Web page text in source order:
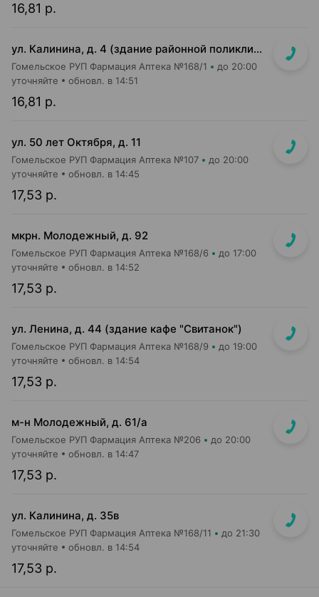
16,81 р.
ул. Калинина, д. 4 (здание районной поликлиники)
Гомельское РУП Фармация Аптека №168/1 до 20:00
16,81 р.
уточняйте обновл. в 14:51
ул. 50 лет Октября, д. 11
Гомельское РУП Фармация Аптека №107 до 20:00
17,53 р.
уточняйте обновл. в 14:45
мкрн. Молодежный, д. 92
Гомельское РУП Фармация Аптека №168/6 до 17:00
17,53 р.
уточняйте обновл. в 14:52
ул. Ленина, д. 44 (здание кафе "Свитанок")
Гомельское РУП Фармация Аптека №168/9 до 19:00
17,53 р.
уточняйте обновл. в 14:54
м-н Молодежный, д. 61/а
Гомельское РУП Фармация Аптека №206 до 20:00
17,53 р.
уточняйте обновл. в 14:47
ул. Калинина, д. 35в
Гомельское РУП Фармация Аптека №168/11 до 21:30
17,53 р.
уточняйте обновл. в 14:54